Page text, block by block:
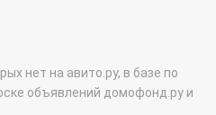
нет на авито.ру, в базе по
объявлений домофонд.ру и